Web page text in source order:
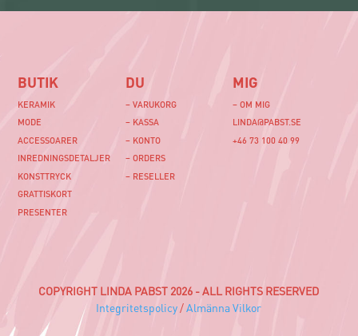
BUTIK
KERAMIK
MODE
ACCESSOARER
INREDNINGSDETALJER
KONSTTRYCK
GRATTISKORT
PRESENTER
DU
– VARUKORG
– KASSA
– KONTO
– ORDERS
– RESELLER
MIG
– OM MIG
LINDA@PABST.SE
+46 73 100 40 99‬
COPYRIGHT LINDA PABST 2026 - ALL RIGHTS RESERVED
Integritetspolicy/Almänna Vilkor